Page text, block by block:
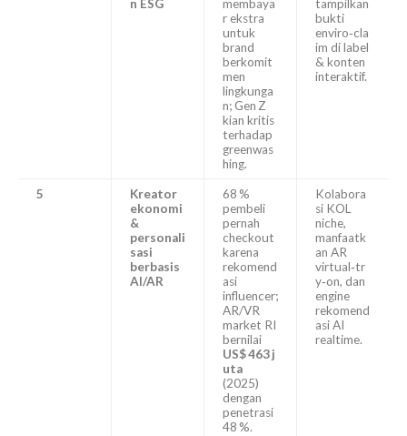
n ESG
membaya
r ekstra
untuk
brand
berkomit
men
lingkunga
n; Gen Z
kian kritis
terhadap
greenwas
hing.
tampilkan
bukti
enviro‑cla
im di label
& konten
interaktif.
5
Kreator
ekonomi
&
personali
sasi
berbasis
AI/AR
68 %
pembeli
pernah
checkout
karena
rekomend
asi
influencer;
AR/VR
market RI
bernilai
US$ 463 j
uta
(2025)
dengan
penetrasi
48 %.
Kolabora
si KOL
niche,
manfaatk
an AR
virtual‑tr
y‑on, dan
engine
rekomend
asi AI
realtime.